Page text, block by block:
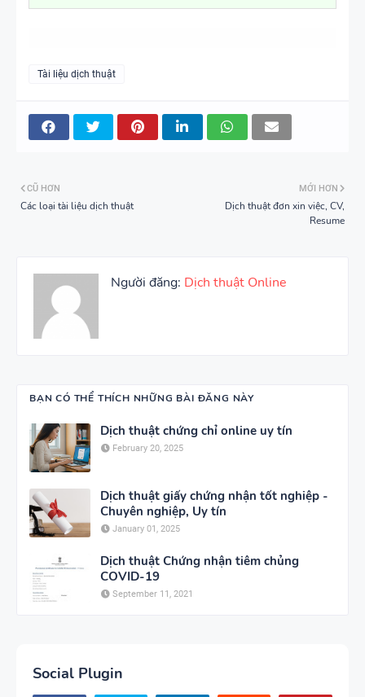
Tài liệu dịch thuật
MỚI HƠN
Dịch thuật đơn xin việc, CV,
Resume
CŨ HƠN
Các loại tài liệu dịch thuật
Người đăng: Dịch thuật Online
BẠN CÓ THỂ THÍCH NHỮNG BÀI ĐĂNG NÀY
Dịch thuật chứng chỉ online uy tín
February 20, 2025
Dịch thuật giấy chứng nhận tốt nghiệp -
Chuyên nghiệp, Uy tín
January 01, 2025
Dịch thuật Chứng nhận tiêm chủng
COVID-19
September 11, 2021
Social Plugin